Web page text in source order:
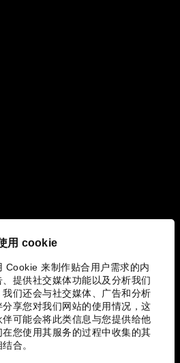
用 cookie
Cookie 来制作贴合用户需求的内
、提供社交媒体功能以及分析我们
我们还会与社交媒体、广告和分析
分享您对我们网站的使用情况，这
伴可能会将此类信息与您提供给他
在您使用其服务的过程中收集的其
合。